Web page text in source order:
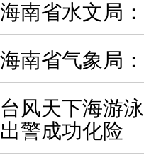
海南省水文局
海南省气象局
台风天下海游
出警成功化险